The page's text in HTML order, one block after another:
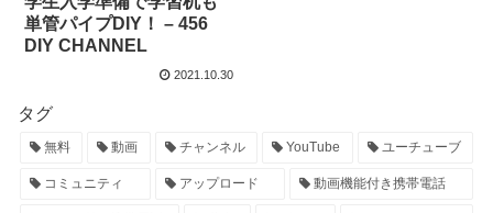
単管パイプDIY！ – 456
DIY CHANNEL
2021.10.30
タグ
無料 動画 チャンネル YouTube ユーチューブ
コミュニティ アップロード 動画機能付き携帯電話